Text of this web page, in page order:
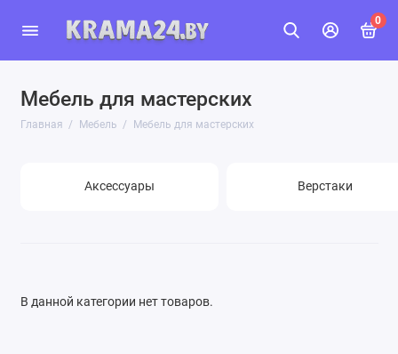
0
Мебель для мастерских
Главная Мебель Мебель для мастерских
Аксессуары Верстаки
В данной категории нет товаров.